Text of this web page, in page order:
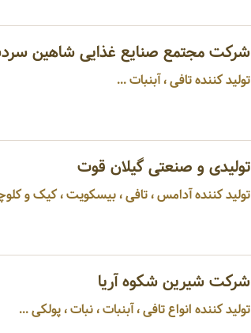
شرکت مجتمع صنایع غذایی شاهین
تولید کننده تافی ، آبنبات ...
تولیدی و صنعتی گیلان قوت
تولید کننده آدامس ، تافی ، بیسکویت ، کیک و
شرکت شیرین شکوه آریا
تولید کننده انواع تافی ، آبنبات ، نبات ، پولکی ...